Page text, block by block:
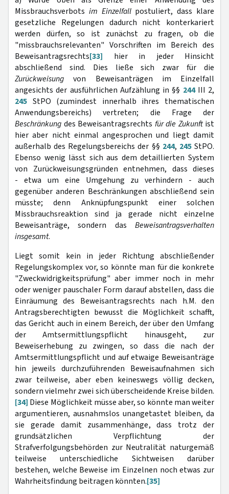
Missbrauchsverbots im Einzelfallpostuliert, dass klare
gesetzliche Regelungen dadurch nicht konterkariert
werden dürfen, so ist zunächst zu fragen, ob die
"missbrauchsrelevanten" Vorschriften im Bereich des
Beweisantragsrechts[33] hier in jeder Hinsicht
abschließend sind. Dies ließe sich zwar für die
Zurückweisung von Be­weisanträgen im Einzelfall
angesichts der ausführlichen Aufzählung in §§ 244III 2,
245 StPO (zumindest innerhalb ihres thematischen
Anwendungsbereichs) vertreten; die Frage der
Beschränkung des Beweisantragsrechts für die Zukunftist
hier aber nicht einmal angesprochen und liegt damit
außerhalb des Regelungsbereichs der §§ 244, 245StPO.
Ebenso wenig lässt sich aus dem detaillierten System
von Zurück­weisungsgründen entnehmen, dass dieses
- etwa um eine Umgehung zu verhin­dern - auch
gegenüber anderen Beschränkungen abschließend sein
müsste; denn An­knüpfungspunkt einer solchen
Missbrauchsreaktion sind ja gerade nicht ein­zelne
Beweisanträge, sondern das Beweisantragsverhalten
insgesamt.
Liegt somit kein in jeder Richtung abschließender
Regelungskomplex vor, so könnte man für die konkrete
"Zweckwidrigkeitsprüfung" aber immer noch in mehr
oder weniger pauschaler Form darauf abstellen, dass die
Einräumung des Beweisantragsrechts nach h.M. den
Antragsberechtigten bewusst die Möglichkeit schafft,
das Gericht auch in einem Bereich, der über den Umfang
der Amtsermittlungspflicht hinausgeht, zur
Beweiserhebung zu zwingen, so dass die nach der
Amtsermittlungspflicht und auf etwaige Beweisanträge
hin jeweils durchzuführenden Beweisaufnahmen sich
zwar teilweise, aber eben keineswegs völlig decken,
sondern vielmehr zwei sich überscheidende Kreise bilden.
[34] Diese Möglichkeit müsse aber, so könnte man weiter
argumentieren, ausnahmslos unangetastet bleiben, da
sie gerade damit zusammenhänge, dass trotz der
grundsätzlichen Verpflichtung der
Strafverfolgungsbehörden zur Neutralität naturgemäß
teilweise unterschiedliche Sichtweisen darüber
bestehen, welche Beweise im Einzelnen noch etwas zur
Wahrheitsfindung beitragen könnten.[35]